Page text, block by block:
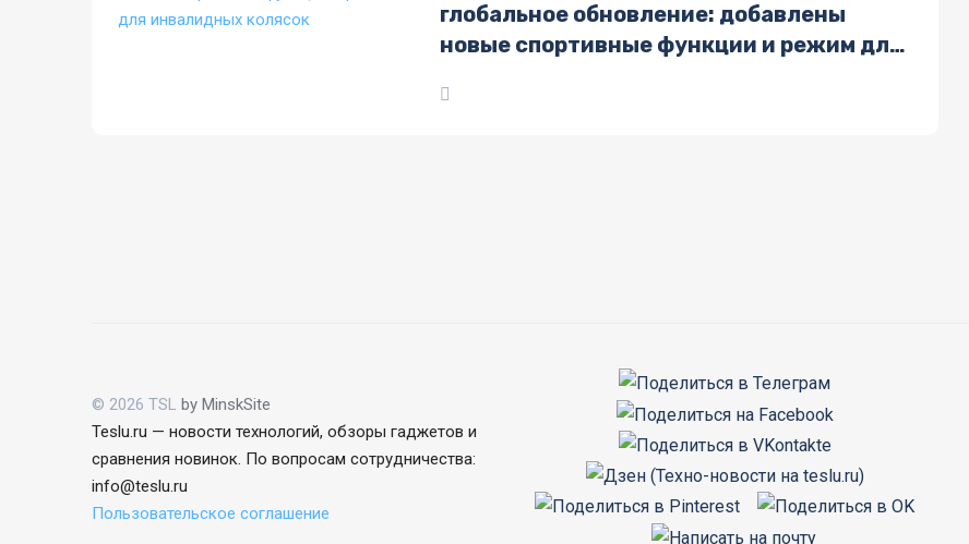
глобальное обновление: добавлены
новые спортивные функции и режим для
© 2026 TSL by MinskSite
Teslu.ru — новости технологий, обзоры гаджетов и
сравнения новинок. По вопросам сотрудничества:
info@teslu.ru
Пользовательское соглашение